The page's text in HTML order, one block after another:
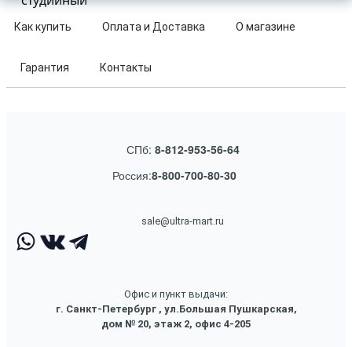
Как купить Оплата и Доставка О магазине
Гарантия Контакты
СПб: 8-812-953-56-64
Россия:8-800-700-80-30
sale@ultra-mart.ru
Офис и пункт выдачи:
г. Санкт-Петербург , ул.Большая Пушкарская,
дом № 20, этаж 2, офис 4-205